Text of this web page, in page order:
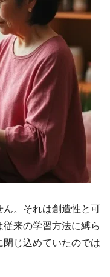
ん。それは創造性と可
来の学習方法に縛ら
じ込めていたのでは